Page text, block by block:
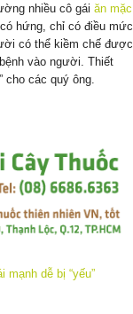
nhiều cô gái ăn mặc
hứng, chỉ có điều mức
có thể kiềm chế được
vào người. Thiết
cho các quý ông.